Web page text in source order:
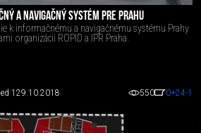
A NAVIGAČNÝ SYSTÉM PRE PRAHU
k informačnému a navigačnému systému Prahy
organizácii ROPID a IPR Praha.
1 29.10.2018 550 0+24-1